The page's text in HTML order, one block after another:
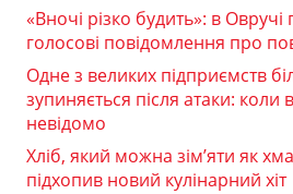
«Вночі різко будить»: в
голосові повідомлення про
Одне з великих підприємств
зупиняється після атаки:
невідомо
Хліб, який можна зім’яти як
підхопив новий кулінарний хіт